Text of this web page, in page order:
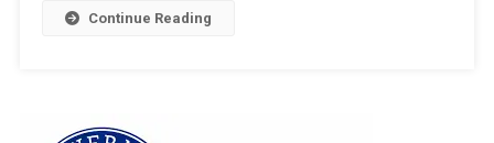
Continue Reading